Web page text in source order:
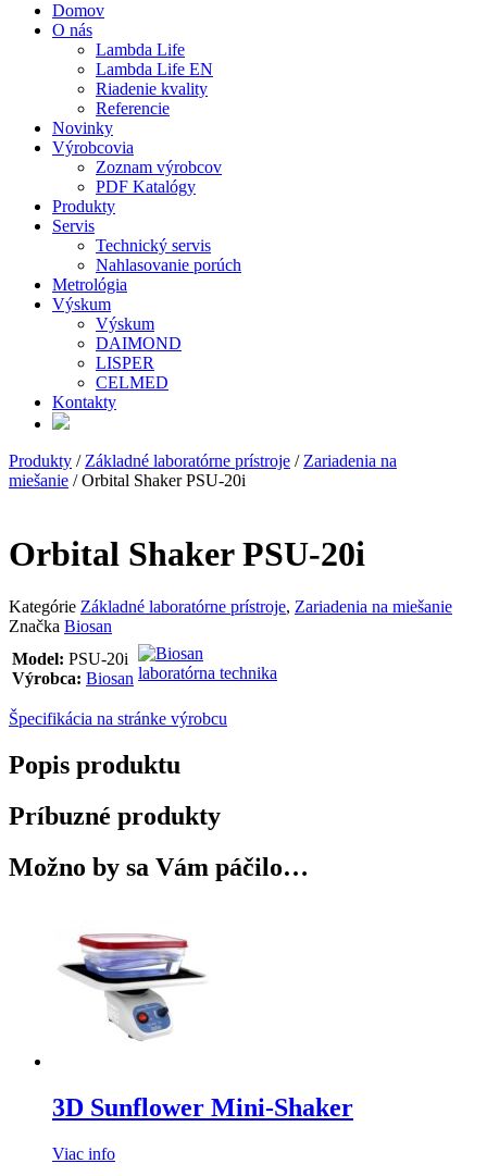
Domov
O nás
Lambda Life
Lambda Life EN
Riadenie kvality
Referencie
Novinky
Výrobcovia
Zoznam výrobcov
PDF Katalógy
Produkty
Servis
Technický servis
Nahlasovanie porúch
Metrológia
Výskum
Výskum
DAIMOND
LISPER
CELMED
Kontakty
Produkty / Základné laboratórne prístroje / Zariadenia na
miešanie / Orbital Shaker PSU-20i
Orbital Shaker PSU-20i
Kategórie Základné laboratórne prístroje, Zariadenia na miešanie
Značka Biosan
Model: PSU-20i
Výrobca: Biosan
Špecifikácia na stránke výrobcu
Popis produktu
Príbuzné produkty
Možno by sa Vám páčilo…
3D Sunflower Mini-Shaker
Viac info